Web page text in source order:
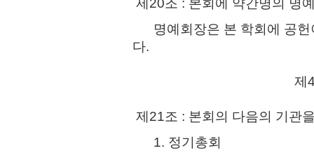
제20조 : 본회에 약간명의 명
명예회장은 본 학회에 공헌
다.
제
제21조 : 본회의 다음의 기관
1. 정기총회